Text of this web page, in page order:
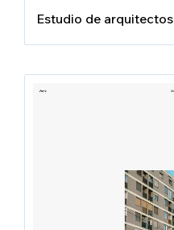
Estudio de arquitectos